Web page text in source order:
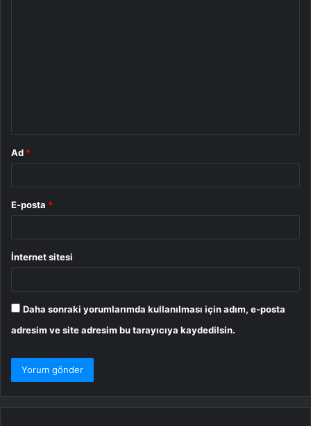
Ad *
E-posta *
İnternet sitesi
Daha sonraki yorumlarımda kullanılması için adım, e-posta
adresim ve site adresim bu tarayıcıya kaydedilsin.